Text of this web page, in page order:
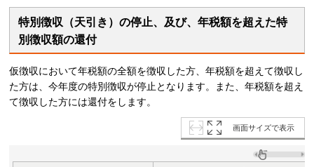
特別徴収（天引き）の停止、及び、年税額を超えた特
別徴収額の還付
仮徴収において年税額の全額を徴収した方、年税額を超えて徴収し
た方は、今年度の特別徴収が停止となります。また、年税額を超え
て徴収した方には還付をします。
画面サイズで表示